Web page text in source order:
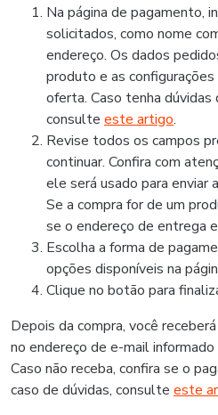
Na página de pagamento,
solicitados, como nome
endereço. Os dados
produto e as
oferta. Caso tenha
consulte este artigo.
Revise todos os campos
continuar. Confira com
ele será usado para enviar
Se a compra for de um
se o endereço de entrega
Escolha a forma de
opções disponíveis na
Clique no botão para
Depois da compra, você
no endereço de e-mail
Caso não receba, confira se o
caso de dúvidas, consulte este